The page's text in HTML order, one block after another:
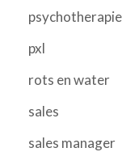
psychotherapie
pxl
rots en water
sales
sales manager